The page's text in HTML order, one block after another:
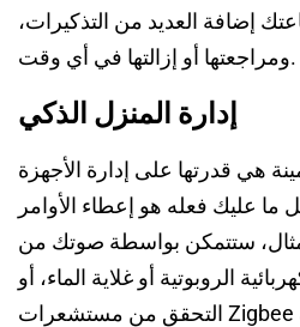
إضافة العديد من التذكيرات،
ومراجعتها أو إزالتها في أي وقت.
إدارة المنزل الذكي
هي قدرتها على إدارة الأجهزة
ما عليك فعله هو إعطاء الأوامر
ستتمكن بواسطة صوتك من
الروبوتية أو غلاية الماء، أو